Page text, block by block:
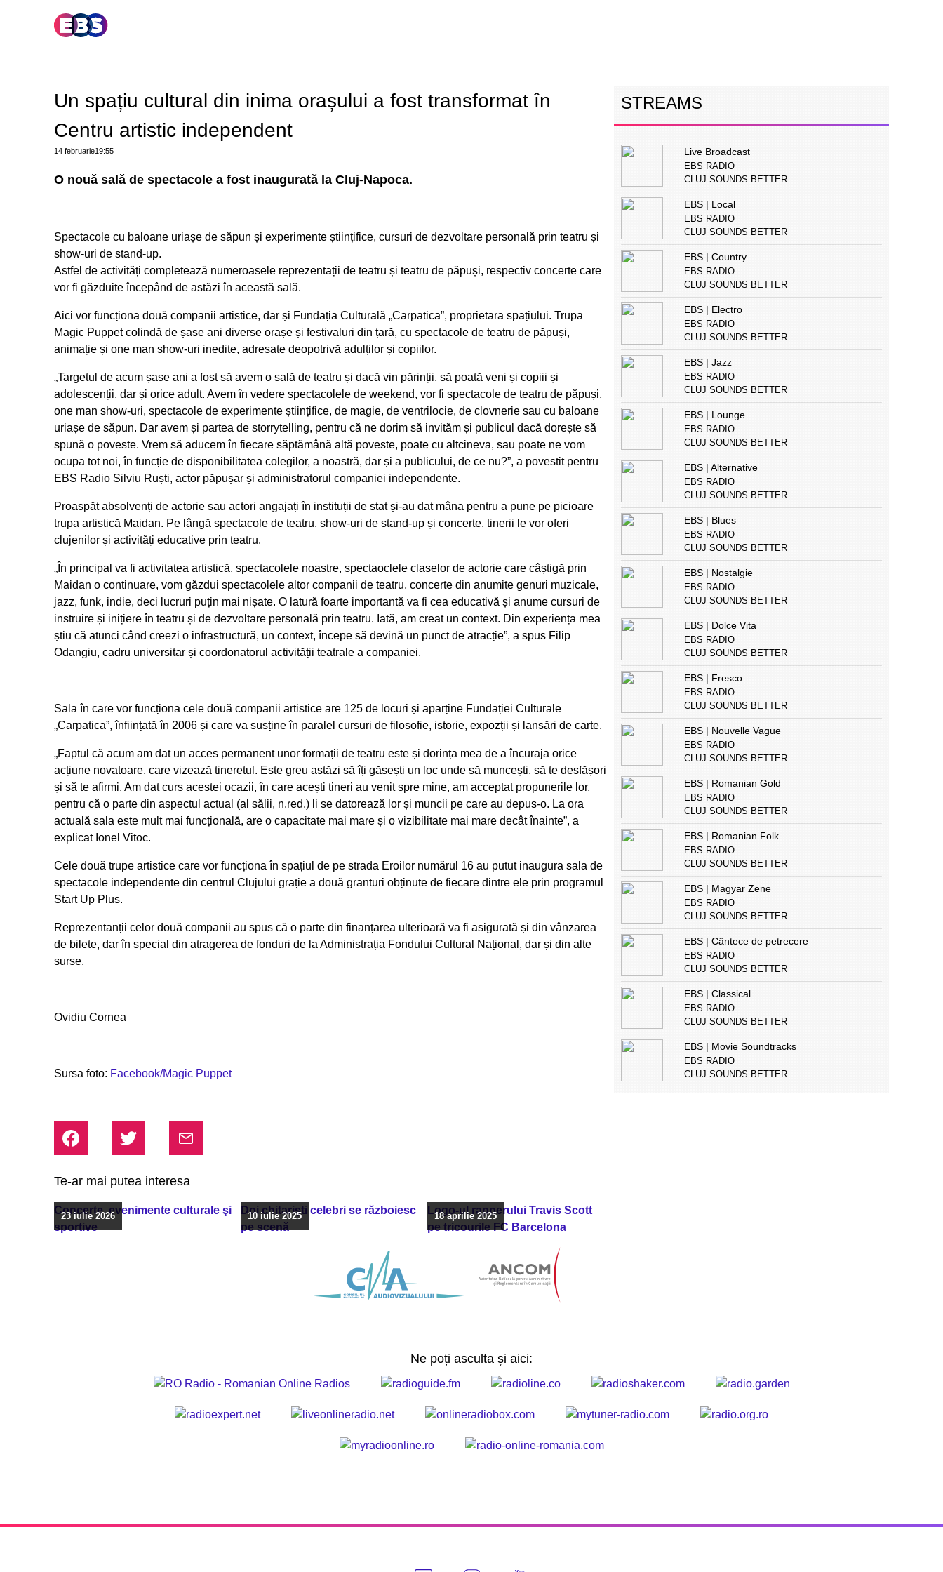
Un spațiu cultural din inima orașului a fost transformat în
Centru artistic independent
14 februarie19:55
O nouă sală de spectacole a fost inaugurată la Cluj-Napoca.
Spectacole cu baloane uriașe de săpun și experimente științifice, cursuri de dezvoltare personală prin teatru și
show-uri de stand-up.
Astfel de activități completează numeroasele reprezentații de teatru și teatru de păpuși, respectiv concerte care
vor fi găzduite începând de astăzi în această sală.
Aici vor funcționa două companii artistice, dar și Fundația Culturală „Carpatica”, proprietara spațiului. Trupa
Magic Puppet colindă de șase ani diverse orașe și festivaluri din țară, cu spectacole de teatru de păpuși,
animație și one man show-uri inedite, adresate deopotrivă adulților și copiilor.
„Targetul de acum șase ani a fost să avem o sală de teatru și dacă vin părinții, să poată veni și copiii și
adolescenții, dar și orice adult. Avem în vedere spectacolele de weekend, vor fi spectacole de teatru de păpuși,
one man show-uri, spectacole de experimente științifice, de magie, de ventrilocie, de clovnerie sau cu baloane
uriașe de săpun. Dar avem și partea de storrytelling, pentru că ne dorim să invităm și publicul dacă dorește să
spună o poveste. Vrem să aducem în fiecare săptămână altă poveste, poate cu altcineva, sau poate ne vom
ocupa tot noi, în funcție de disponibilitatea colegilor, a noastră, dar și a publicului, de ce nu?”, a povestit pentru
EBS Radio Silviu Ruști, actor păpușar și administratorul companiei independente.
Proaspăt absolvenți de actorie sau actori angajați în instituții de stat și-au dat mâna pentru a pune pe picioare
trupa artistică Maidan. Pe lângă spectacole de teatru, show-uri de stand-up și concerte, tinerii le vor oferi
clujenilor și activități educative prin teatru.
„În principal va fi activitatea artistică, spectacolele noastre, spectaoclele claselor de actorie care câștigă prin
Maidan o continuare, vom găzdui spectacolele altor companii de teatru, concerte din anumite genuri muzicale,
jazz, funk, indie, deci lucruri puțin mai nișate. O latură foarte importantă va fi cea educativă și anume cursuri de
instruire și inițiere în teatru și de dezvoltare personală prin teatru. Iată, am creat un context. Din experiența mea
știu că atunci când creezi o infrastructură, un context, începe să devină un punct de atracție”, a spus Filip
Odangiu, cadru universitar și coordonatorul activității teatrale a companiei.
Sala în care vor funcționa cele două companii artistice are 125 de locuri și aparține Fundației Culturale
„Carpatica”, înființată în 2006 și care va susține în paralel cursuri de filosofie, istorie, expozții și lansări de carte.
„Faptul că acum am dat un acces permanent unor formații de teatru este și dorința mea de a încuraja orice
acțiune novatoare, care vizează tineretul. Este greu astăzi să îți găsești un loc unde să muncești, să te desfășori
și să te afirmi. Am dat curs acestei ocazii, în care acești tineri au venit spre mine, am acceptat propunerile lor,
pentru că o parte din aspectul actual (al sălii, n.red.) li se datorează lor și muncii pe care au depus-o. La ora
actuală sala este mult mai funcțională, are o capacitate mai mare și o vizibilitate mai mare decât înainte”, a
explicat Ionel Vitoc.
Cele două trupe artistice care vor funcționa în spațiul de pe strada Eroilor numărul 16 au putut inaugura sala de
spectacole independente din centrul Clujului grație a două granturi obținute de fiecare dintre ele prin programul
Start Up Plus.
Reprezentanții celor două companii au spus că o parte din finanțarea ulterioară va fi asigurată și din vânzarea
de bilete, dar în special din atragerea de fonduri de la Administrația Fondului Cultural Național, dar și din alte
surse.
Ovidiu Cornea
Sursa foto: Facebook/Magic Puppet
Te-ar mai putea interesa
Concerte, evenimente culturale şi
sportive
23 iulie 2026
Doi chitarişti celebri se războiesc
pe scenă
10 iulie 2025
Logo-ul rapperului Travis Scott
pe tricourile FC Barcelona
18 aprilie 2025
STREAMS
Live Broadcast
EBS RADIO
CLUJ SOUNDS BETTER
EBS | Local
EBS RADIO
CLUJ SOUNDS BETTER
EBS | Country
EBS RADIO
CLUJ SOUNDS BETTER
EBS | Electro
EBS RADIO
CLUJ SOUNDS BETTER
EBS | Jazz
EBS RADIO
CLUJ SOUNDS BETTER
EBS | Lounge
EBS RADIO
CLUJ SOUNDS BETTER
EBS | Alternative
EBS RADIO
CLUJ SOUNDS BETTER
EBS | Blues
EBS RADIO
CLUJ SOUNDS BETTER
EBS | Nostalgie
EBS RADIO
CLUJ SOUNDS BETTER
EBS | Dolce Vita
EBS RADIO
CLUJ SOUNDS BETTER
EBS | Fresco
EBS RADIO
CLUJ SOUNDS BETTER
EBS | Nouvelle Vague
EBS RADIO
CLUJ SOUNDS BETTER
EBS | Romanian Gold
EBS RADIO
CLUJ SOUNDS BETTER
EBS | Romanian Folk
EBS RADIO
CLUJ SOUNDS BETTER
EBS | Magyar Zene
EBS RADIO
CLUJ SOUNDS BETTER
EBS | Cântece de petrecere
EBS RADIO
CLUJ SOUNDS BETTER
EBS | Classical
EBS RADIO
CLUJ SOUNDS BETTER
EBS | Movie Soundtracks
EBS RADIO
CLUJ SOUNDS BETTER
Ne poți asculta și aici: